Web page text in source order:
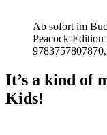
Ab sofort im
Peacock-Edition
It’s a kind of
Kids!